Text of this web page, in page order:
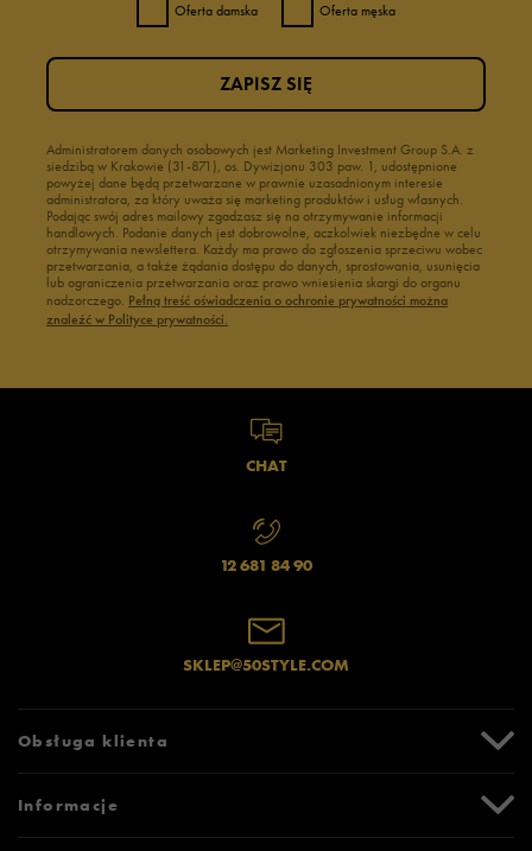
Oferta damska Oferta męska
Administratorem danych osobowych jest Marketing Investment Group S.A. z
siedzibą w Krakowie (31-871), os. Dywizjonu 303 paw. 1, udostępnione
powyżej dane będą przetwarzane w prawnie uzasadnionym interesie
administratora, za który uważa się marketing produktów i usług własnych.
Podając swój adres mailowy zgadzasz się na otrzymywanie informacji
handlowych. Podanie danych jest dobrowolne, aczkolwiek niezbędne w celu
otrzymywania newslettera. Każdy ma prawo do zgłoszenia sprzeciwu wobec
przetwarzania, a także żądania dostępu do danych, sprostowania, usunięcia
lub ograniczenia przetwarzania oraz prawo wniesienia skargi do organu
nadzorczego. Pełną treść oświadczenia o ochronie prywatności można
znaleźć w Polityce prywatności.
ZAPISZ SIĘ
CHAT
12 681 84 90
SKLEP@50STYLE.COM
Obsługa klienta
Zwroty i reklamacje
Informacje